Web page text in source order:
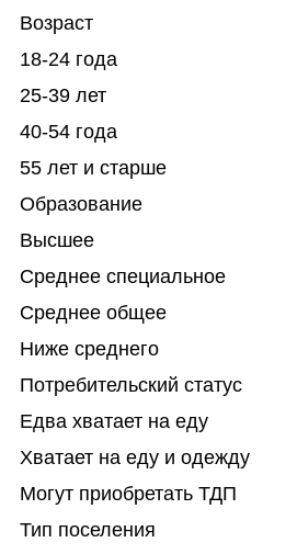
Возраст
18-24 года
25-39 лет
40-54 года
55 лет и старше
Образование
Высшее
Среднее специальное
Среднее общее
Ниже среднего
Потребительский статус
Едва хватает на еду
Хватает на еду и одежду
Могут приобретать ТДП
Тип поселения